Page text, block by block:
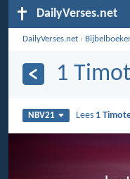
DailyVerses.net
DailyVerses.net ›
1
NBV21 Lees 1